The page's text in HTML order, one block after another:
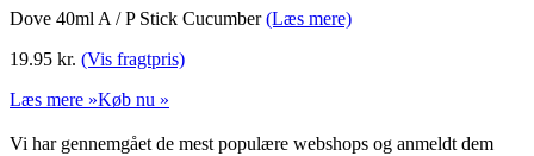
Dove 40ml A / P Stick Cucumber(Læs mere)
19.95 kr. (Vis fragtpris)
Læs mere »Køb nu »
Vi har gennemgået de mest populære webshops og anmeldt dem